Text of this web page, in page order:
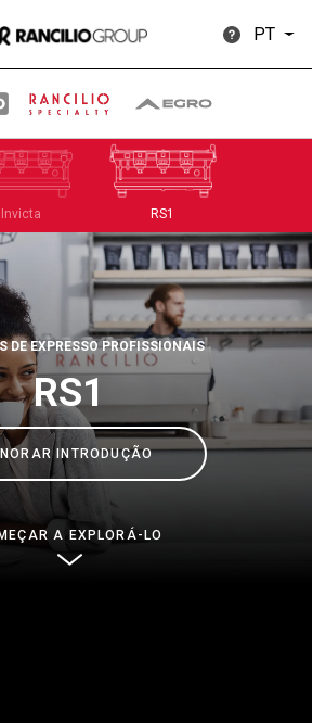
PT
Invicta RS1
DE EXPRESSO PROFISSIONAIS
RS1
INTRODUÇÃO
A EXPLORÁ-LO
Descarregar